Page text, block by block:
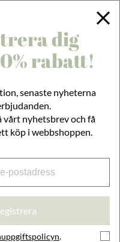
KLARNA CHECKOUT!
dig
rabatt!
senaste nyheterna
vårt nyhetsbrev och få
köp i webbshoppen.
.